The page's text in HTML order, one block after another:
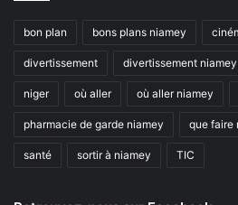
bon plan bons plans niamey
divertissement divertissement niamey
niger où aller où aller niamey
pharmacie de garde niamey que faire
santé sortir à niamey TIC